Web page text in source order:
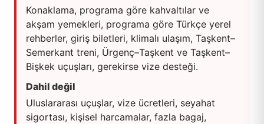
Konaklama, programa göre kahvaltılar ve
akşam yemekleri, programa göre Türkçe yerel
rehberler, giriş biletleri, klimalı ulaşım, Taşkent–
Semerkant treni, Ürgenç–Taşkent ve Taşkent–
Bişkek uçuşları, gerekirse vize desteği.
Dahil değil
Uluslararası uçuşlar, vize ücretleri, seyahat
sigortası, kişisel harcamalar, fazla bagaj,